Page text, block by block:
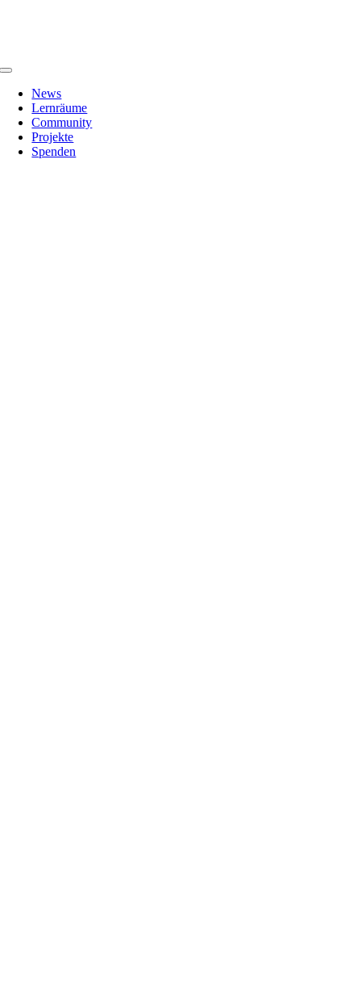
Toggle
Navigation
News
Lernräume
Community
Projekte
Spenden